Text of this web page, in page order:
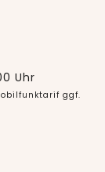
Uhr
ggf.